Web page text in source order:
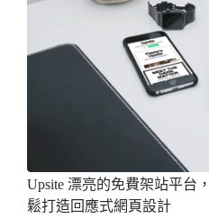
Upsite 漂亮的免費架站平台
鬆打造回應式網頁設計